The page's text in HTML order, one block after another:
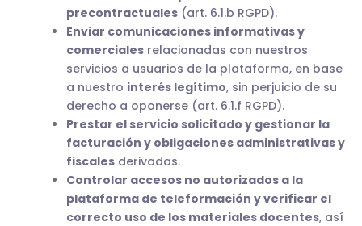
precontractuales (art. 6.1.b RGPD).
Enviar comunicaciones informativas y
comerciales relacionadas con nuestros
servicios a usuarios de la plataforma, en base
a nuestro interés legítimo, sin perjuicio de su
derecho a oponerse (art. 6.1.f RGPD).
Prestar el servicio solicitado y gestionar la
facturación y obligaciones administrativas y
fiscales derivadas.
Controlar accesos no autorizados a la
plataforma de teleformación y verificar el
correcto uso de los materiales docentes, así